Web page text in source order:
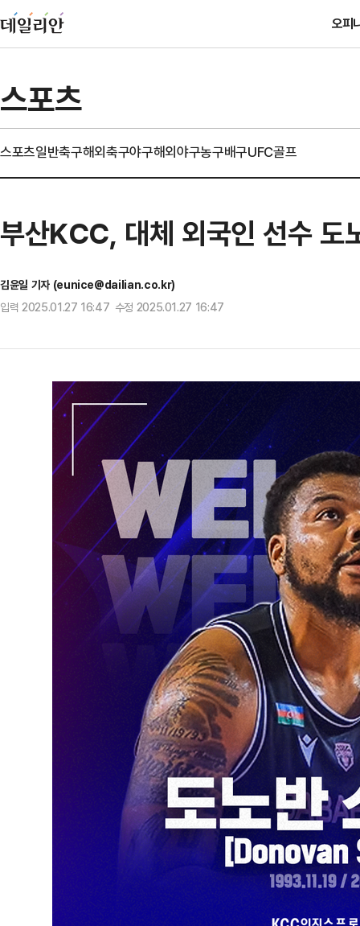
오피
스포츠
스포츠일반축구해외축구야구해외야구농구배구UFC골프
부산KCC, 대체 외국인 선수 도
김윤일 기자 (eunice@dailian.co.kr)
입력 2025.01.27 16:47 수정 2025.01.27 16:47